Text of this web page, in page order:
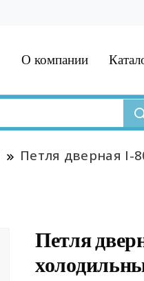
О компании
Петля дверная I-
Петля